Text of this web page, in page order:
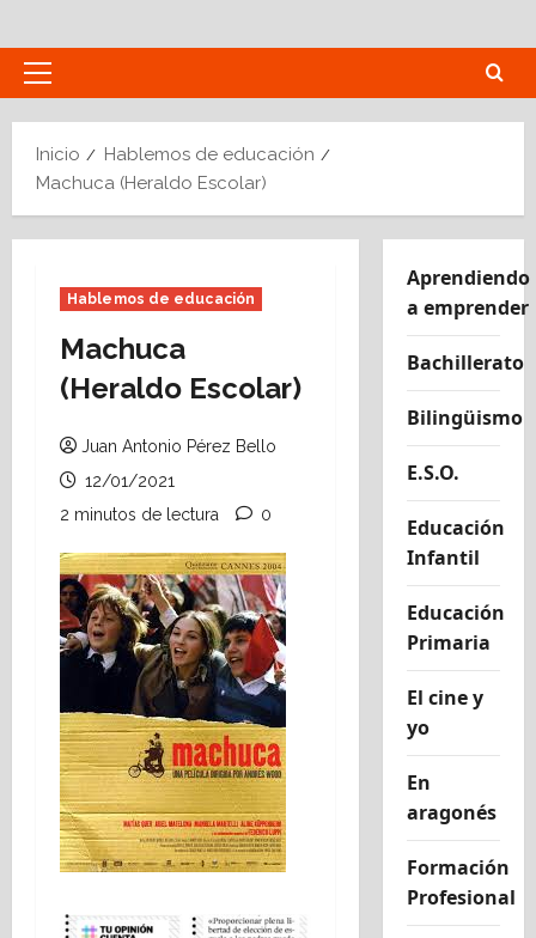
al
contenido
Menú
Inicio
Hablemos de educación
Machuca (Heraldo Escolar)
Hablemos de educación
Machuca
(Heraldo Escolar)
Juan Antonio Pérez Bello
12/01/2021
2 minutos de lectura
0
Aprendiendo
a emprender
Bachillerato
Bilingüismo
E.S.O.
Educación
Infantil
Educación
Primaria
El cine y
yo
En
aragonés
Formación
Profesional